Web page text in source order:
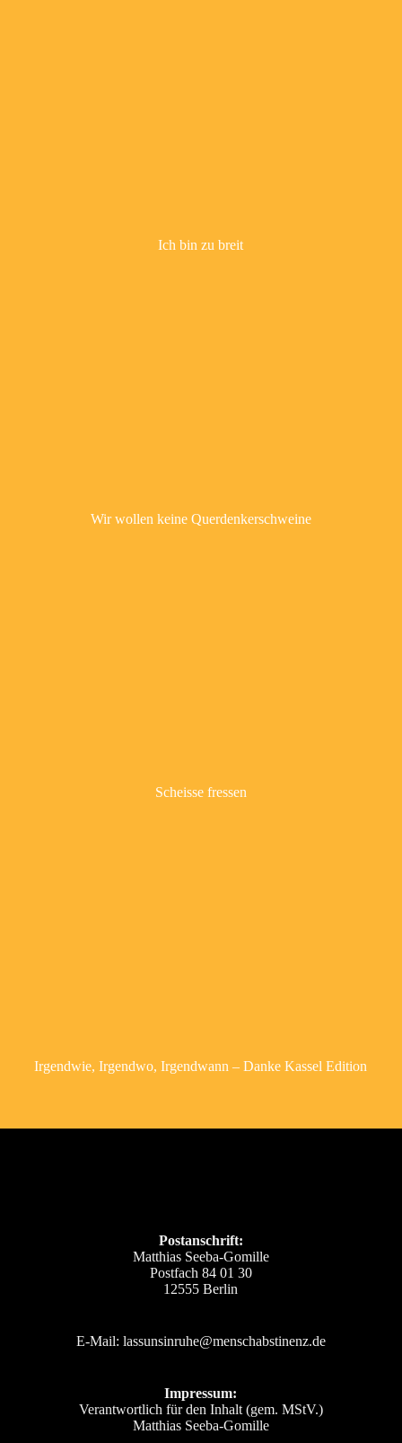
Ich bin zu breit
Wir wollen keine Querdenkerschweine
Scheisse fressen
Irgendwie, Irgendwo, Irgendwann – Danke Kassel Edition
Postanschrift:
Matthias Seeba-Gomille
Postfach 84 01 30
12555 Berlin
E-Mail: lassunsinruhe@menschabstinenz.de
Impressum:
Verantwortlich für den Inhalt (gem. MStV.)
Matthias Seeba-Gomille